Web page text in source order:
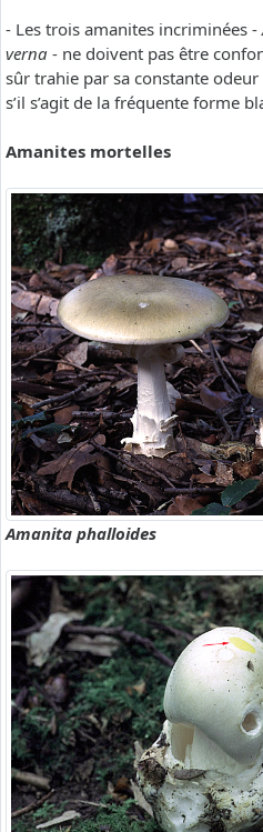
- Les trois amanites incriminées -
verna - ne doivent pas être
sûr trahie par sa constante
s’il s’agit de la fréquente forme
Amanites mortelles
Amanita phalloides